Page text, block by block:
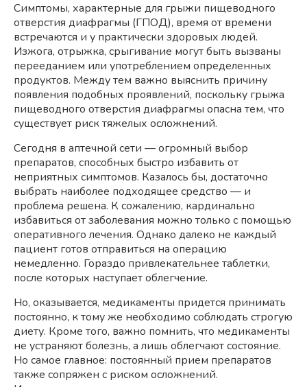
Симптомы, характерные для грыжи пищеводного
отверстия диафрагмы (ГПОД), время от времени
встречаются и у практически здоровых людей.
Изжога, отрыжка, срыгивание могут быть вызваны
перееданием или употреблением определенных
продуктов. Между тем важно выяснить причину
появления подобных проявлений, поскольку грыжа
пищеводного отверстия диафрагмы опасна тем, что
существует риск тяжелых осложнений.
Сегодня в аптечной сети — огромный выбор
препаратов, способных быстро избавить от
неприятных симптомов. Казалось бы, достаточно
выбрать наиболее подходящее средство — и
проблема решена. К сожалению, кардинально
избавиться от заболевания можно только с помощью
оперативного лечения. Однако далеко не каждый
пациент готов отправиться на операцию
немедленно. Гораздо привлекательнее таблетки,
после которых наступает облегчение.
Но, оказывается, медикаменты придется принимать
постоянно, к тому же необходимо соблюдать строгую
диету. Кроме того, важно помнить, что медикаменты
не устраняют болезнь, а лишь облегчают состояние.
Но самое главное: постоянный прием препаратов
также сопряжен с риском осложнений.